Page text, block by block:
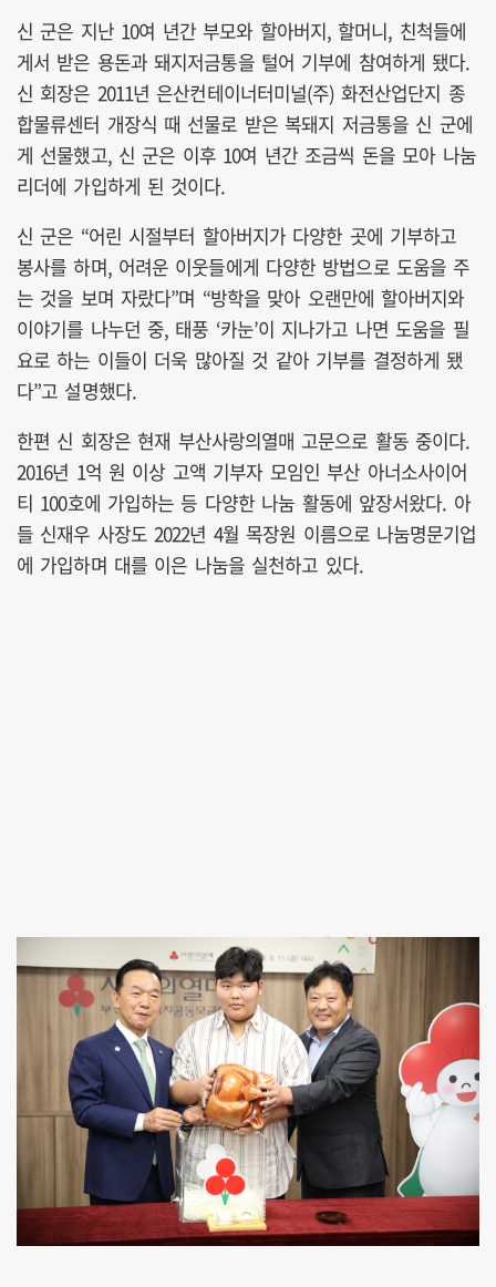
신 군은 지난 10여 년간 부모와 할아버지, 할머니, 친척들에
게서 받은 용돈과 돼지저금통을 털어 기부에 참여하게 됐다.
신 회장은 2011년 은산컨테이너터미널(주) 화전산업단지 종
합물류센터 개장식 때 선물로 받은 복돼지 저금통을 신 군에
게 선물했고, 신 군은 이후 10여 년간 조금씩 돈을 모아 나눔
리더에 가입하게 된 것이다.
신 군은 “어린 시절부터 할아버지가 다양한 곳에 기부하고
봉사를 하며, 어려운 이웃들에게 다양한 방법으로 도움을 주
는 것을 보며 자랐다”며 “방학을 맞아 오랜만에 할아버지와
이야기를 나누던 중, 태풍 ‘카눈’이 지나가고 나면 도움을 필
요로 하는 이들이 더욱 많아질 것 같아 기부를 결정하게 됐
다”고 설명했다.
한편 신 회장은 현재 부산사랑의열매 고문으로 활동 중이다.
2016년 1억 원 이상 고액 기부자 모임인 부산 아너소사이어
티 100호에 가입하는 등 다양한 나눔 활동에 앞장서왔다. 아
들 신재우 사장도 2022년 4월 목장원 이름으로 나눔명문기업
에 가입하며 대를 이은 나눔을 실천하고 있다.